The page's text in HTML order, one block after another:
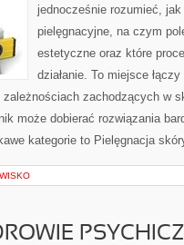
jednocześnie rozumieć, jak
pielęgnacyjne, na czym
estetyczne oraz które
działanie. To miejsce
zachodzących w
może dobierać rozwiązania
kategorie to Pielęgnacja